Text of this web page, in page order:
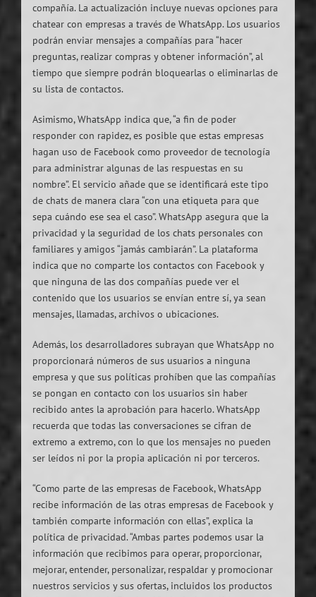
compañía. La actualización incluye nuevas opciones para
chatear con empresas a través de WhatsApp. Los usuarios
podrán enviar mensajes a compañías para “hacer
preguntas, realizar compras y obtener información”, al
tiempo que siempre podrán bloquearlas o eliminarlas de
su lista de contactos.
Asimismo, WhatsApp indica que, “a fin de poder
responder con rapidez, es posible que estas empresas
hagan uso de Facebook como proveedor de tecnología
para administrar algunas de las respuestas en su
nombre”. El servicio añade que se identificará este tipo
de chats de manera clara “con una etiqueta para que
sepa cuándo ese sea el caso”. WhatsApp asegura que la
privacidad y la seguridad de los chats personales con
familiares y amigos “jamás cambiarán”. La plataforma
indica que no comparte los contactos con Facebook y
que ninguna de las dos compañías puede ver el
contenido que los usuarios se envían entre sí, ya sean
mensajes, llamadas, archivos o ubicaciones.
Además, los desarrolladores subrayan que WhatsApp no
proporcionará números de sus usuarios a ninguna
empresa y que sus políticas prohíben que las compañías
se pongan en contacto con los usuarios sin haber
recibido antes la aprobación para hacerlo. WhatsApp
recuerda que todas las conversaciones se cifran de
extremo a extremo, con lo que los mensajes no pueden
ser leídos ni por la propia aplicación ni por terceros.
“Como parte de las empresas de Facebook, WhatsApp
recibe información de las otras empresas de Facebook y
también comparte información con ellas”, explica la
política de privacidad. “Ambas partes podemos usar la
información que recibimos para operar, proporcionar,
mejorar, entender, personalizar, respaldar y promocionar
nuestros servicios y sus ofertas, incluidos los productos